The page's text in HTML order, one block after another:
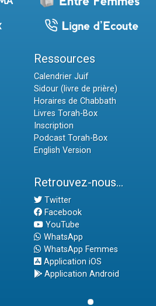
Ressources
Calendrier Juif
Sidour (livre de prière)
Horaires de Chabbath
Livres Torah-Box
Inscription
Podcast Torah-Box
English Version
Retrouvez-nous...
Twitter
Facebook
YouTube
WhatsApp
WhatsApp Femmes
Application iOS
Application Android